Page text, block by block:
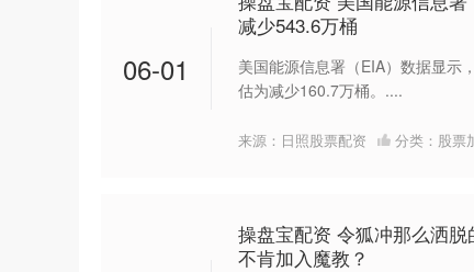
06-01
减少543.6万桶
美国能源信息署（EIA）数据显示
估为减少160.7万桶。....
来源：日照股票配资 分类： 股票
操盘宝配资 令狐冲那么洒
不肯加入魔教？